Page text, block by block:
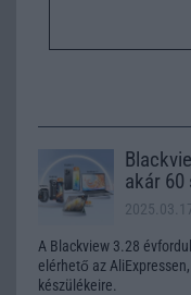
akár 60
A Blackview 3.28
elérhető az
készülékeire.